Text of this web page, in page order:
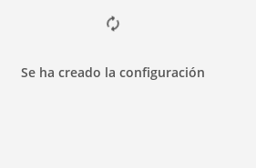
Se ha creado la configuración